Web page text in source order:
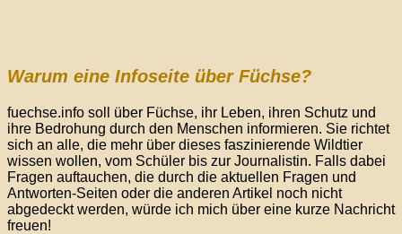
Warum eine Infoseite über Füchse?
fuechse.info soll über Füchse, ihr Leben, ihren Schutz und
ihre Bedrohung durch den Menschen informieren. Sie richtet
sich an alle, die mehr über dieses faszinierende Wildtier
wissen wollen, vom Schüler bis zur Journalistin. Falls dabei
Fragen auftauchen, die durch die aktuellen Fragen und
Antworten-Seiten oder die anderen Artikel noch nicht
abgedeckt werden, würde ich mich über eine kurze Nachricht
freuen!